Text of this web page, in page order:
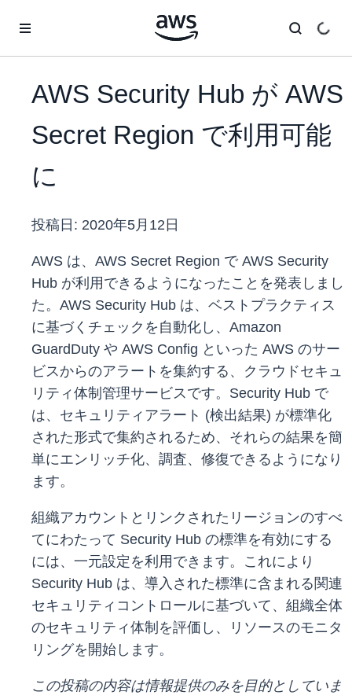
AWS Security Hub が AWS
Secret Region で利用可能
に
投稿日: 2020年5月12日
AWS は、AWS Secret Region で AWS Security
Hub が利用できるようになったことを発表しまし
た。AWS Security Hub は、ベストプラクティス
に基づくチェックを自動化し、Amazon
GuardDuty や AWS Config といった AWS のサー
ビスからのアラートを集約する、クラウドセキュ
リティ体制管理サービスです。Security Hub で
は、セキュリティアラート (検出結果) が標準化
された形式で集約されるため、それらの結果を簡
単にエンリッチ化、調査、修復できるようになり
ます。
組織アカウントとリンクされたリージョンのすべ
てにわたって Security Hub の標準を有効にする
には、一元設定を利用できます。これにより
Security Hub は、導入された標準に含まれる関連
セキュリティコントロールに基づいて、組織全体
のセキュリティ体制を評価し、リソースのモニタ
リングを開始します。
この投稿の内容は情報提供のみを目的としていま